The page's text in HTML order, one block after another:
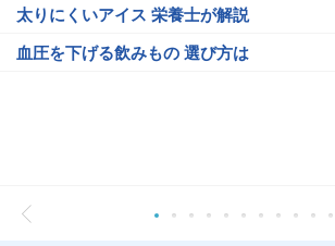
太りにくいアイス 栄養士が解説
血圧を下げる飲みもの 選び方は